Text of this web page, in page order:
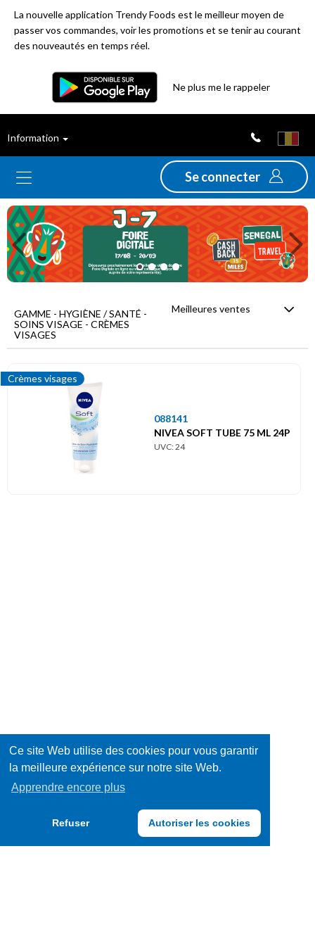
Ce site Web utilise des cookies pour vous garantir
la meilleure expérience sur notre site Web.
Apprendre encore plus
Refuser Autoriser les cookies
La nouvelle application Trendy Foods est le meilleur moyen de
passer vos commandes, voir les promotions et se tenir au courant
des nouveautés en temps réel.
Ne plus me le rappeler
Information
Se connecter
ventes
Nouveautés
Promotions
Déstockage
Menu
principal
/
Santé
Previous
GAMME - HYGIÈNE / SANTÉ -
SOINS VISAGE - CRÈMES
VISAGES
Meilleures ventes
Crèmes visages
088141
NIVEA SOFT TUBE 75 ML 24P
UVC: 24